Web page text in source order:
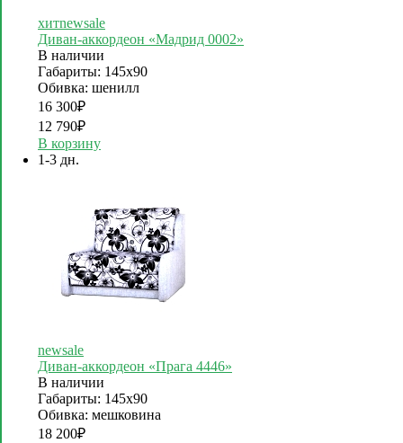
хитnewsale
Диван-аккордеон «Мадрид 0002»
В наличии
Габариты: 145х90
Обивка: шенилл
16 300₽
12 790₽
В корзину
1-3 дн.
newsale
Диван-аккордеон «Прага 4446»
В наличии
Габариты: 145х90
Обивка: мешковина
18 200₽